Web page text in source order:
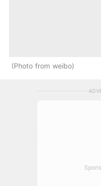
Photo from weibo